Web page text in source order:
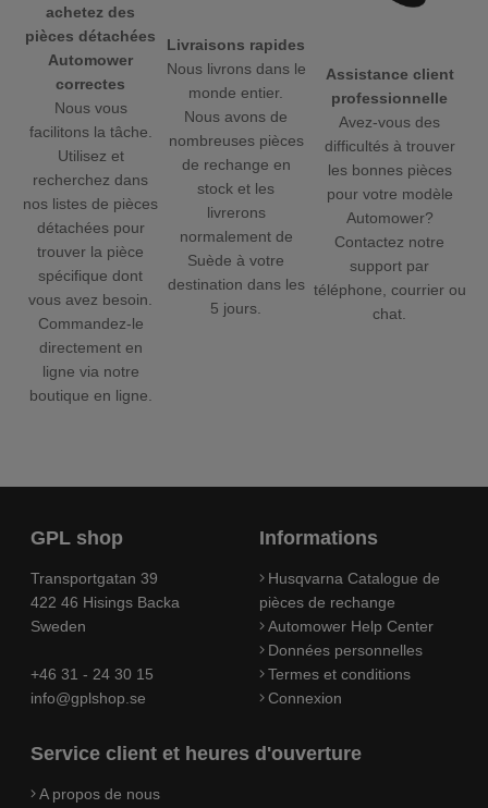
achetez des
pièces détachées
Automower
correctes
Nous vous
facilitons la tâche.
Utilisez et
recherchez dans
nos listes de pièces
détachées pour
trouver la pièce
spécifique dont
vous avez besoin.
Commandez-le
directement en
ligne via notre
boutique en ligne.
Livraisons rapides
Nous livrons dans le
monde entier.
Nous avons de
nombreuses pièces
de rechange en
stock et les
livrerons
normalement de
Suède à votre
destination dans les
5 jours.
Assistance client
professionnelle
Avez-vous des
difficultés à trouver
les bonnes pièces
pour votre modèle
Automower?
Contactez notre
support par
téléphone, courrier ou
chat.
GPL shop
Transportgatan 39
422 46 Hisings Backa
Sweden
+46 31 - 24 30 15
info@gplshop.se
Informations
Husqvarna Catalogue de
pièces de rechange
Automower Help Center
Données personnelles
Termes et conditions
Connexion
Service client et heures d'ouverture
A propos de nous